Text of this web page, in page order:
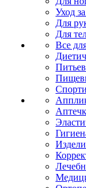
Уход
Для
Для
Все